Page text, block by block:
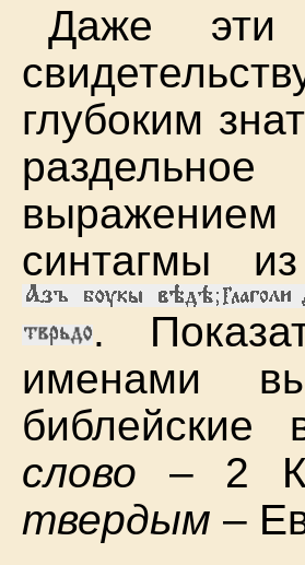
Даже эти
глубоким
синтагмы
.
именами
библейские
слово – 2
твердым –